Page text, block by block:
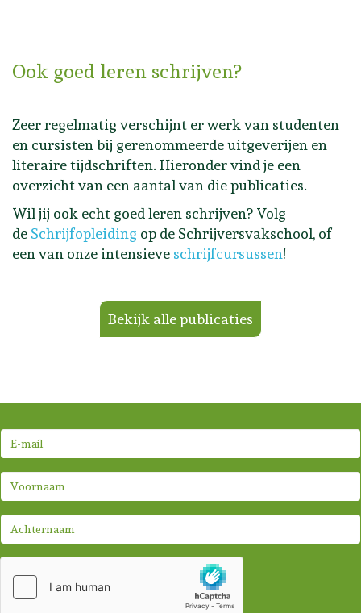
Ook goed leren schrijven?
Zeer regelmatig verschijnt er werk van studenten
en cursisten bij gerenommeerde uitgeverijen en
literaire tijdschriften. Hieronder vind je een
overzicht van een aantal van die publicaties.
Wil jij ook echt goed leren schrijven? Volg
de Schrijfopleiding op de Schrijversvakschool, of
een van onze intensieve schrijfcursussen!
Bekijk alle publicaties